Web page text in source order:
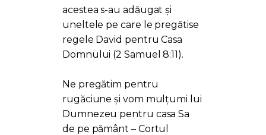
acestea s-au adăugat și
uneltele pe care le pregătise
regele David pentru Casa
Domnului (2 Samuel 8:11).
Ne pregătim pentru
rugăciune și vom mulțumi lui
Dumnezeu pentru casa Sa
de pe pământ – Cortul